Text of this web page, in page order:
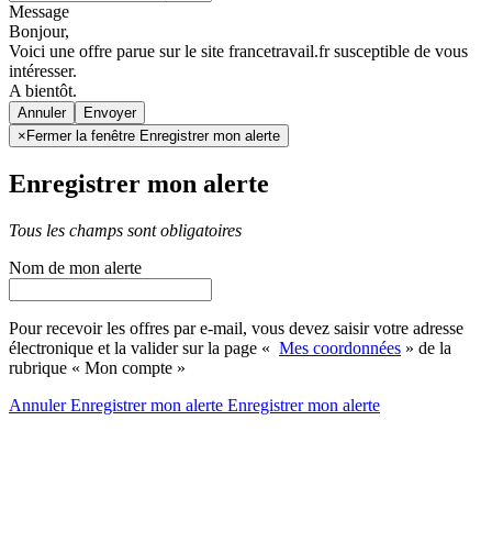
Message
Bonjour,
Voici une offre parue sur le site francetravail.fr susceptible de vous
intéresser.
A bientôt.
Annuler
× Fermer la fenêtre Enregistrer mon alerte
Enregistrer mon alerte
Tous les champs sont obligatoires
Nom de mon alerte
Pour recevoir les offres par e-mail, vous devez saisir votre adresse
électronique et la valider sur la page « Mes coordonnées » de la
rubrique « Mon compte »
AnnulerEnregistrer mon alerte Enregistrermon alerte